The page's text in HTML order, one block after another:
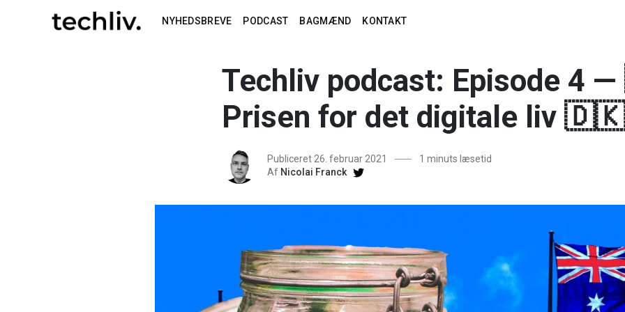
NYHEDSBREVE PODCAST BAGMÆND KONTAKT
Techliv podcast: Episode 4
Prisen for det digitale liv 🇩🇰
Publiceret 26. februar 2021
1 minuts læsetid
Af Nicolai Franck